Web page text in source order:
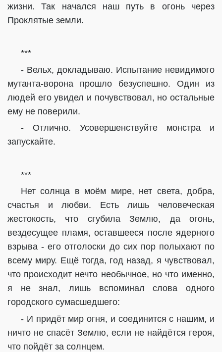
жизни. Так начался наш путь в огонь через
Проклятые земли.
***
- Вельх, докладываю. Испытание невидимого
мутанта-ворона прошло безуспешно. Один из
людей его увидел и почувствовал, но остальные
ему не поверили.
- Отлично. Усовершенствуйте монстра и
запускайте.
***
Нет солнца в моём мире, нет света, добра,
счастья и любви. Есть лишь человеческая
жестокость, что сгубила Землю, да огонь,
вездесущее пламя, оставшееся после ядерного
взрыва - его отголоски до сих пор полыхают по
всему миру. Ещё тогда, год назад, я чувствовал,
что происходит нечто необычное, но что именно,
я не знал, лишь вспоминал слова одного
городского сумасшедшего:
- И придёт мир огня, и соединится с нашим, и
ничто не спасёт Землю, если не найдётся героя,
что пойдёт за солнцем.